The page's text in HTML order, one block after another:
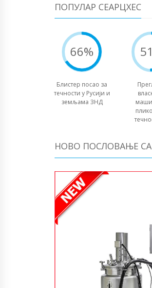
ПОПУЛАР СЕАРЦХЕС
66%
Блистер посао за
течности у Русији и
земљама ЗНД
НОВО ПОСЛОВАЊЕ